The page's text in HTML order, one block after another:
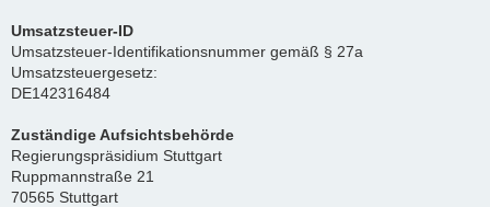
Umsatzsteuer-ID
Umsatzsteuer-Identifikationsnummer gemäß § 27a
Umsatzsteuergesetz:
DE142316484
Zuständige Aufsichtsbehörde
Regierungspräsidium Stuttgart
Ruppmannstraße 21
70565 Stuttgart